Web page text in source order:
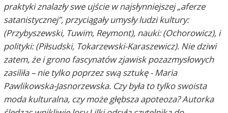
praktyki znalazły swe ujście w najsłynniejszej „aferze
satanistycznej”, przyciągały umysły ludzi kultury:
(Przybyszewski, Tuwim, Reymont), nauki: (Ochorowicz), i
polityki: (Piłsudski, Tokarzewski-Karaszewicz). Nie dziwi
zatem, że i grono fascynatów zjawisk pozazmysłowych
zasiliła – nie tylko poprzez swą sztukę - Maria
Pawlikowska-Jasnorzewska. Czy była to tylko swoista
moda kulturalna, czy może głębsza apoteoza? Autorka